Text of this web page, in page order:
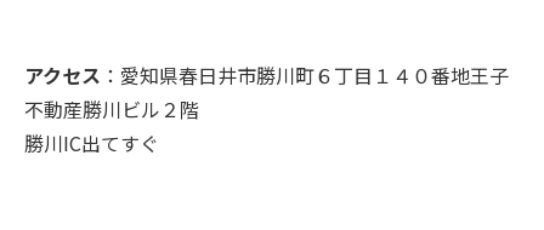
アクセス ：愛知県春日井市勝川町６丁目１４０番地王子
不動産勝川ビル２階
勝川IC出てすぐ